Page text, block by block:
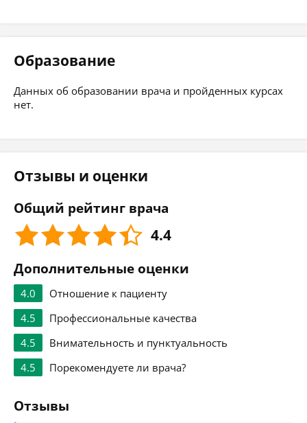
Образование
Данных об образовании врача и пройденных курсах
нет.
Отзывы и оценки
Общий рейтинг врача
4.4
Дополнительные оценки
4.0
Отношение к пациенту
4.5
Профессиональные качества
4.5
Внимательность и пунктуальность
4.5
Порекомендуете ли врача?
Отзывы